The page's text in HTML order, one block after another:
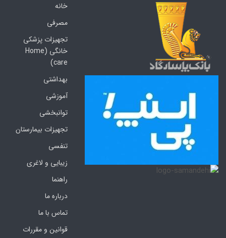
خانه
مصرفی
تجهیزات پزشکی
خانگی (Home
care)
بهداشتی
آموزشی
توانبخشی
تجهیزات بیمارستان
تنفسی
زیبایی و لاغری
راهنما
درباره ما
تماس با ما
قوانین و مقررات